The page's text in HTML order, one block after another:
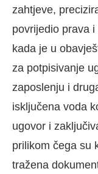
zahtjeve,
povrijedio prava
kada je u
za potpisivanje
zaposlenju i
isključena voda
ugovor i
prilikom čega su
tražena